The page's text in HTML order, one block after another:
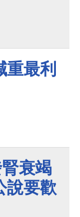
重最利
衰竭
說要歡